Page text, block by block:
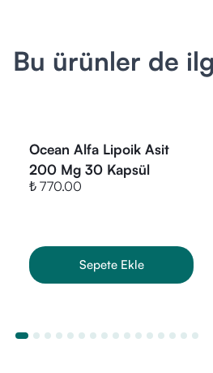
Bu ürünler de
Ocean Alfa Lipoik Asit
200 Mg 30 Kapsül
₺ 770.00
Sepete Ekle